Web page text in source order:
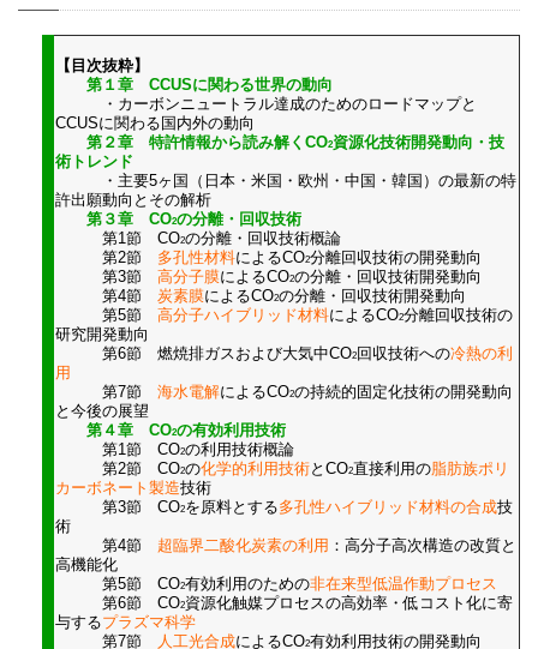
【目次抜粋】
第１章 CCUSに関わる世界の動向
・カーボンニュートラル達成のためのロードマップと
CCUSに関わる国内外の動向
第２章 特許情報から読み解くCO2資源化技術開発動向・技
術トレンド
・主要5ヶ国（日本・米国・欧州・中国・韓国）の最新の特
許出願動向とその解析
第３章 CO2の分離・回収技術
第1節 CO2の分離・回収技術概論
第2節 多孔性材料によるCO2分離回収技術の開発動向
第3節 高分子膜によるCO2の分離・回収技術開発動向
第4節 炭素膜によるCO2の分離・回収技術開発動向
第5節 高分子ハイブリッド材料によるCO2分離回収技術の
研究開発動向
第6節 燃焼排ガスおよび大気中CO2回収技術への冷熱の利
用
第7節 海水電解によるCO2の持続的固定化技術の開発動向
と今後の展望
第４章 CO2の有効利用技術
第1節 CO2の利用技術概論
第2節 CO2の化学的利用技術とCO2直接利用の脂肪族ポリ
カーボネート製造技術
第3節 CO2を原料とする多孔性ハイブリッド材料の合成技
術
第4節 超臨界二酸化炭素の利用 ：高分子高次構造の改質と
高機能化
第5節 CO2有効利用のための非在来型低温作動プロセス
第6節 CO2資源化触媒プロセスの高効率・低コスト化に寄
与するプラズマ科学
第7節
人工光合成によるCO2有効利用技術の開発動向